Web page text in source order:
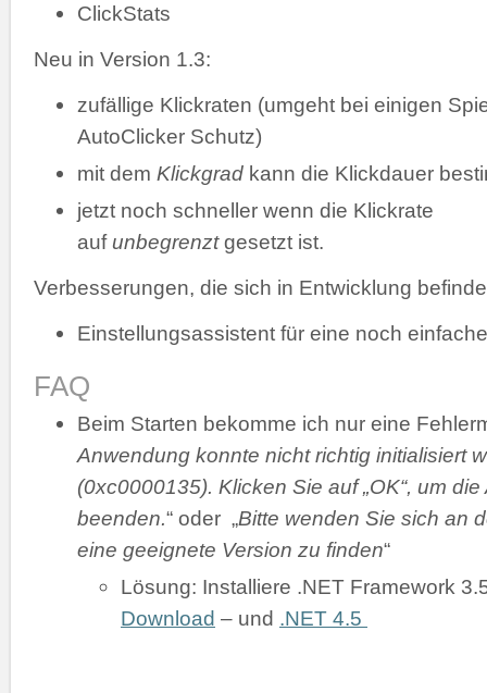
ClickStats
Neu in Version 1.3:
zufällige Klickraten (umgeht bei einigen
AutoClicker Schutz)
mit dem Klickgrad kann die Klickdauer
jetzt noch schneller wenn die Klickrate
aufunbegrenztgesetzt ist.
Verbesserungen, die sich in Entwicklung
Einstellungsassistent für eine noch
FAQ
Beim Starten bekomme ich nur eine
Anwendung konnte nicht richtig initialisiert
(0xc0000135). Klicken Sie auf „OK“, um
beenden.“ oder „Bitte wenden Sie sich an
eine geeignete Version zu finden“
Lösung: Installiere .NET Framework
Download – und .NET 4.5